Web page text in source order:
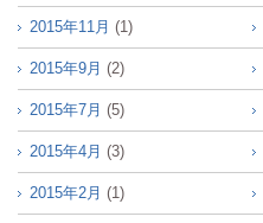
2015年11月 (1)
2015年9月 (2)
2015年7月 (5)
2015年4月 (3)
2015年2月 (1)